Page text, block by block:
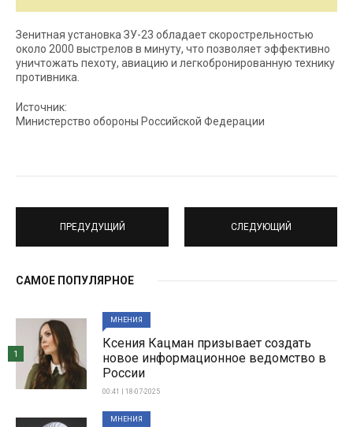
Зенитная установка ЗУ-23 обладает скорострельностью
около 2000 выстрелов в минуту, что позволяет эффективно
уничтожать пехоту, авиацию и легкобронированную технику
противника.
Источник:
Министерство обороны Российской Федерации
ПРЕДУДУЩИЙ СЛЕДУЮЩИЙ
САМОЕ ПОПУЛЯРНОЕ
МНЕНИЯ
Ксения Кацман призывает создать
новое информационное ведомство в
России
00:41 | 18-07-2025
1
МНЕНИЯ